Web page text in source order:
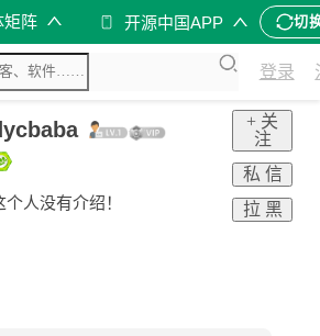
矩阵 开源中国APP 切
登录
个人没有介绍！
+ 关
注
私 信
拉 黑